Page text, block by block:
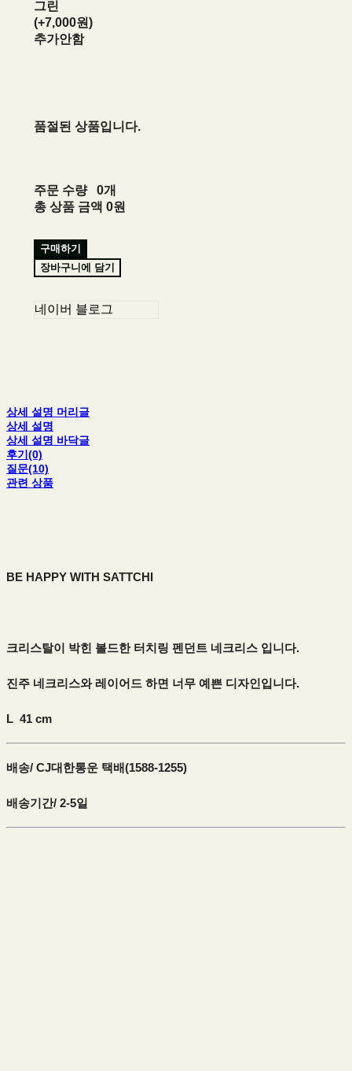
그린
(+7,000원)
추가안함
품절된 상품입니다.
주문 수량
0개
총 상품 금액 0원
구매하기
장바구니에 담기
네이버 블로그
상세 설명 머리글
상세 설명
상세 설명 바닥글
후기(0)
질문(10)
관련 상품
BE HAPPY WITH SATTCHI
크리스탈이 박힌 볼드한 터치링 펜던트 네크리스 입니다.
진주 네크리스와 레이어드 하면 너무 예쁜 디자인입니다.
L 41 cm
배송/ CJ대한통운 택배(1588-1255)
배송기간/ 2-5일